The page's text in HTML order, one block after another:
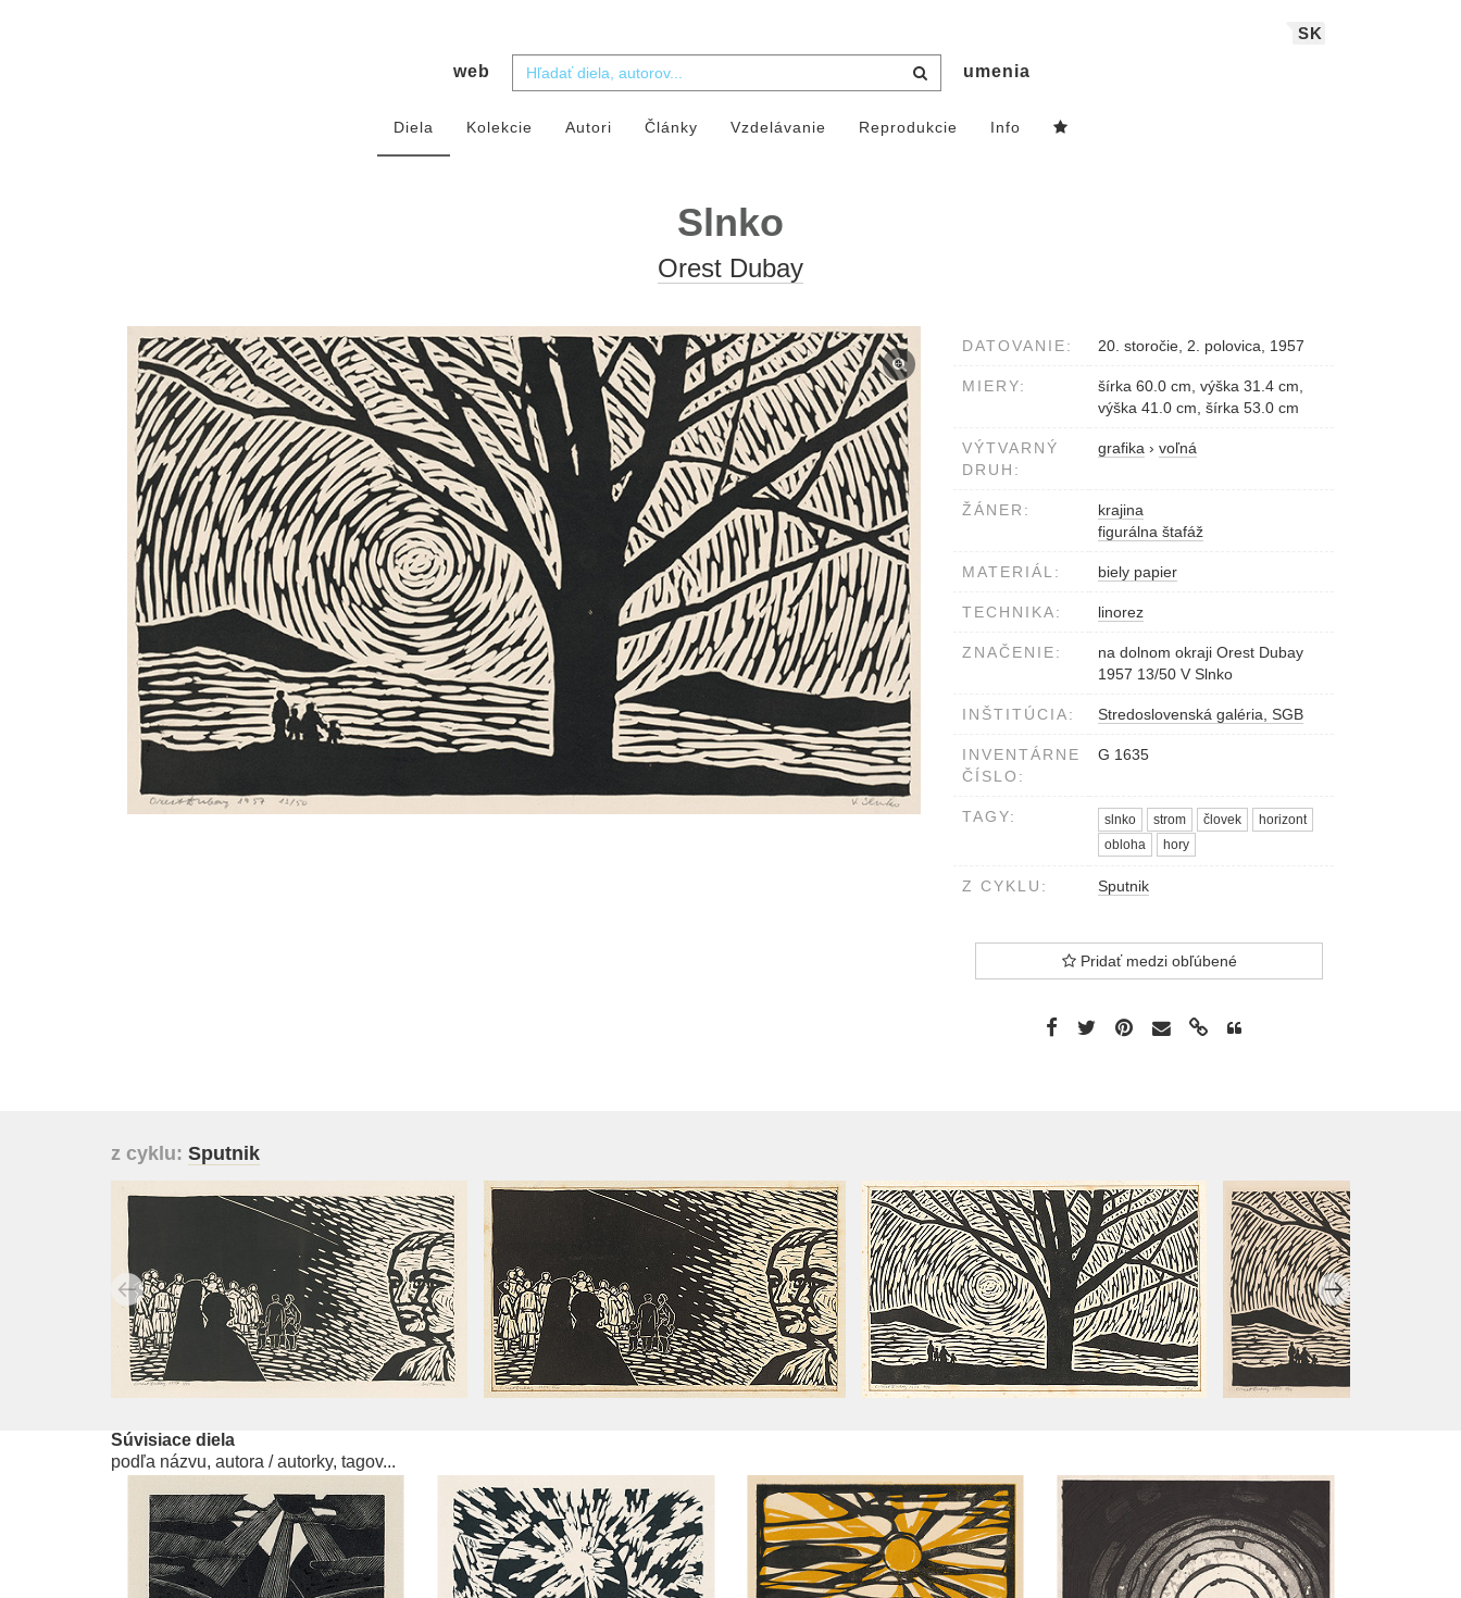
SK
web umenia
Diela Kolekcie Autori Články Vzdelávanie Reprodukcie Info
Slnko
Orest Dubay
DATOVANIE: 20. storočie, 2. polovica, 1957
MIERY:
šírka 60.0 cm, výška 31.4 cm,
výška 41.0 cm, šírka 53.0 cm
VÝTVARNÝ
DRUH:
grafika › voľná
ŽÁNER:
krajina
figurálna štafáž
MATERIÁL: biely papier
TECHNIKA: linorez
ZNAČENIE:
na dolnom okraji Orest Dubay
1957 13/50 V Slnko
INŠTITÚCIA: Stredoslovenská galéria, SGB
INVENTÁRNE
ČÍSLO:
G 1635
TAGY: slnko strom človek
horizont
obloha
hory
Z CYKLU: Sputnik
Pridať medzi obľúbené
z cyklu: Sputnik
Súvisiace diela
podľa názvu, autora / autorky, tagov...